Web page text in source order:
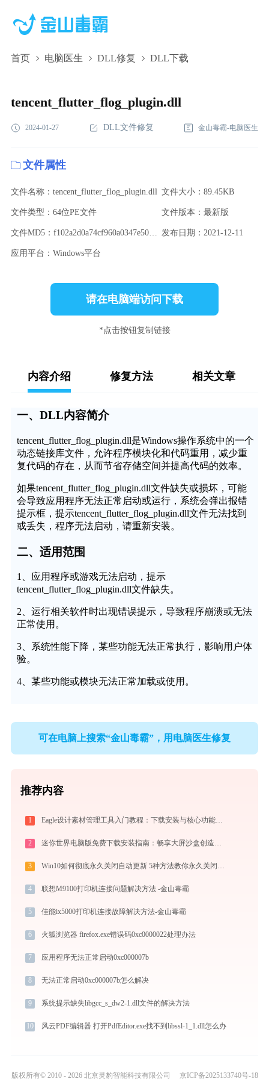
首页 电脑医生 DLL修复 DLL下载
tencent_flutter_flog_plugin.dll,tencent_flutter_flog_plugin.dll下
tencent_flutter_flog_plugin.dll
2024-01-27 DLL文件修复 金山毒霸-电脑医生
文件属性
文件名称：tencent_flutter_flog_plugin.dll 文件大小：89.45KB
文件类型：64位PE文件 文件版本：最新版
文件MD5：f102a2d0a74cf960a0347e501ebdc613 发布日期：2021-12-11
应用平台：Windows平台
请在电脑端访问下载
*点击按钮复制链接
内容介绍 修复方法 相关文章
一、DLL内容简介
tencent_flutter_flog_plugin.dll是Windows操作系统中的一个
动态链接库文件，允许程序模块化和代码重用，减少重
复代码的存在，从而节省存储空间并提高代码的效率。
如果tencent_flutter_flog_plugin.dll文件缺失或损坏，可能
会导致应用程序无法正常启动或运行，系统会弹出报错
提示框，提示tencent_flutter_flog_plugin.dll文件无法找到
或丢失，程序无法启动，请重新安装。
二、适用范围
1、应用程序或游戏无法启动，提示
tencent_flutter_flog_plugin.dll文件缺失。
2、运行相关软件时出现错误提示，导致程序崩溃或无法
正常使用。
3、系统性能下降，某些功能无法正常执行，影响用户体
验。
4、某些功能或模块无法正常加载或使用。
可在电脑上搜索“金山毒霸”，用电脑医生修复
推荐内容
1 Eagle设计素材管理工具入门教程：下载安装与核心功能详解
2 迷你世界电脑版免费下载安装指南：畅享大屏沙盒创造与联机乐趣
3 Win10如何彻底永久关闭自动更新 5种方法教你永久关闭win10自动更新
4 联想M9100打印机连接问题解决方法 -金山毒霸
5 佳能ix5000打印机连接故障解决方法-金山毒霸
6 火狐浏览器 firefox.exe错误码0xc0000022处理办法
7 应用程序无法正常启动0xc000007b
8 无法正常启动0xc000007b怎么解决
9 系统提示缺失libgcc_s_dw2-1.dll文件的解决方法
10 风云PDF编辑器 打开PdfEditor.exe找不到libssl-1_1.dll怎么办
版权所有© 2010 - 2026 北京灵豹智能科技有限公司 京ICP备2025133740号-18